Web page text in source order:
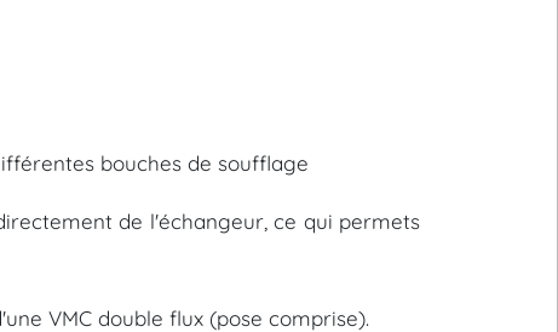
bouches de soufflage
de l'échangeur, ce qui permets
VMC double flux (pose comprise).